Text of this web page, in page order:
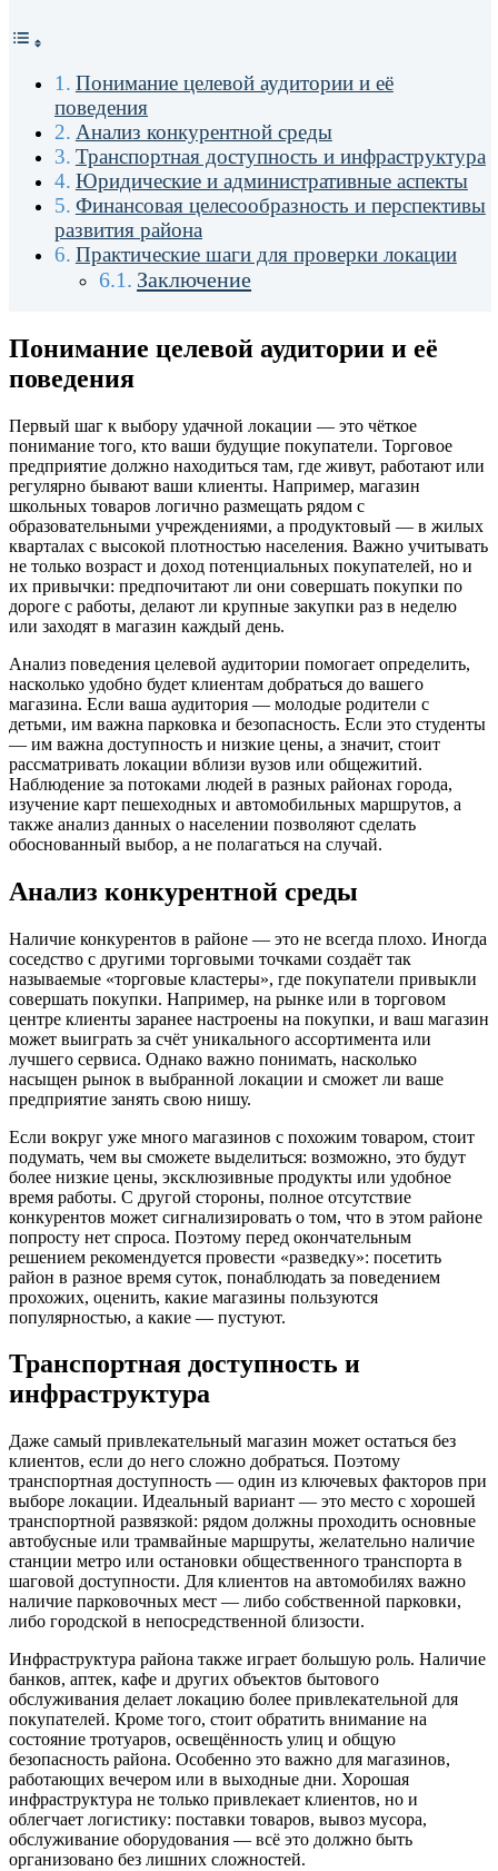
Понимание целевой аудитории и её
поведения
Анализ конкурентной среды
Транспортная доступность и инфраструктура
Юридические и административные аспекты
Финансовая целесообразность и перспективы
развития района
Практические шаги для проверки локации
Заключение
Понимание целевой аудитории и её
поведения
Первый шаг к выбору удачной локации — это чёткое
понимание того, кто ваши будущие покупатели. Торговое
предприятие должно находиться там, где живут, работают или
регулярно бывают ваши клиенты. Например, магазин
школьных товаров логично размещать рядом с
образовательными учреждениями, а продуктовый — в жилых
кварталах с высокой плотностью населения. Важно учитывать
не только возраст и доход потенциальных покупателей, но и
их привычки: предпочитают ли они совершать покупки по
дороге с работы, делают ли крупные закупки раз в неделю
или заходят в магазин каждый день.
Анализ поведения целевой аудитории помогает определить,
насколько удобно будет клиентам добраться до вашего
магазина. Если ваша аудитория — молодые родители с
детьми, им важна парковка и безопасность. Если это студенты
— им важна доступность и низкие цены, а значит, стоит
рассматривать локации вблизи вузов или общежитий.
Наблюдение за потоками людей в разных районах города,
изучение карт пешеходных и автомобильных маршрутов, а
также анализ данных о населении позволяют сделать
обоснованный выбор, а не полагаться на случай.
Анализ конкурентной среды
Наличие конкурентов в районе — это не всегда плохо. Иногда
соседство с другими торговыми точками создаёт так
называемые «торговые кластеры», где покупатели привыкли
совершать покупки. Например, на рынке или в торговом
центре клиенты заранее настроены на покупки, и ваш магазин
может выиграть за счёт уникального ассортимента или
лучшего сервиса. Однако важно понимать, насколько
насыщен рынок в выбранной локации и сможет ли ваше
предприятие занять свою нишу.
Если вокруг уже много магазинов с похожим товаром, стоит
подумать, чем вы сможете выделиться: возможно, это будут
более низкие цены, эксклюзивные продукты или удобное
время работы. С другой стороны, полное отсутствие
конкурентов может сигнализировать о том, что в этом районе
попросту нет спроса. Поэтому перед окончательным
решением рекомендуется провести «разведку»: посетить
район в разное время суток, понаблюдать за поведением
прохожих, оценить, какие магазины пользуются
популярностью, а какие — пустуют.
Транспортная доступность и
инфраструктура
Даже самый привлекательный магазин может остаться без
клиентов, если до него сложно добраться. Поэтому
транспортная доступность — один из ключевых факторов при
выборе локации. Идеальный вариант — это место с хорошей
транспортной развязкой: рядом должны проходить основные
автобусные или трамвайные маршруты, желательно наличие
станции метро или остановки общественного транспорта в
шаговой доступности. Для клиентов на автомобилях важно
наличие парковочных мест — либо собственной парковки,
либо городской в непосредственной близости.
Инфраструктура района также играет большую роль. Наличие
банков, аптек, кафе и других объектов бытового
обслуживания делает локацию более привлекательной для
покупателей. Кроме того, стоит обратить внимание на
состояние тротуаров, освещённость улиц и общую
безопасность района. Особенно это важно для магазинов,
работающих вечером или в выходные дни. Хорошая
инфраструктура не только привлекает клиентов, но и
облегчает логистику: поставки товаров, вывоз мусора,
обслуживание оборудования — всё это должно быть
организовано без лишних сложностей.